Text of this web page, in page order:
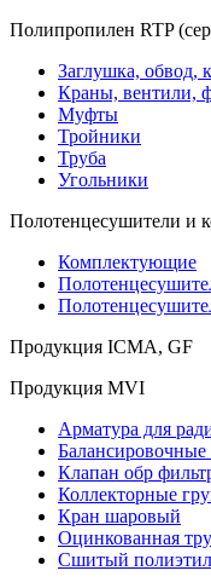
Полипропилен RTP
Заглушка, обвод,
Краны, вентили,
Муфты
Тройники
Труба
Угольники
Полотенцесушители и
Комплектующие
Продукция ICMA, GF
Продукция MVI
Арматура для
Клапан обр
Коллекторные
Кран шаровый
Оцинкованная
Сшитый